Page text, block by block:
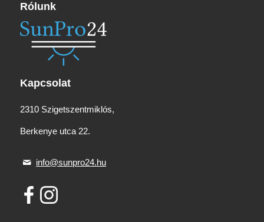
Rólunk
Kapcsolat
2310 Szigetszentmiklós,
Berkenye utca 22.
info@sunpro24.hu